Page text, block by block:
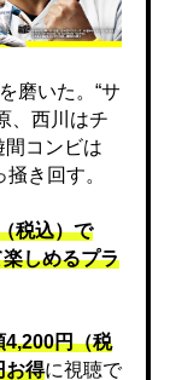
磨いた。“サ
、西川はチ
間コンビは
き回す。
税込）で
しめるプラ
4,200円（税
お得に視聴で